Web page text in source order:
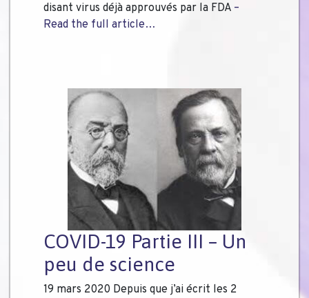
disant virus déjà approuvés par la FDA –
Read the full article…
COVID-19 Partie III – Un
peu de science
19 mars 2020 Depuis que j’ai écrit les 2